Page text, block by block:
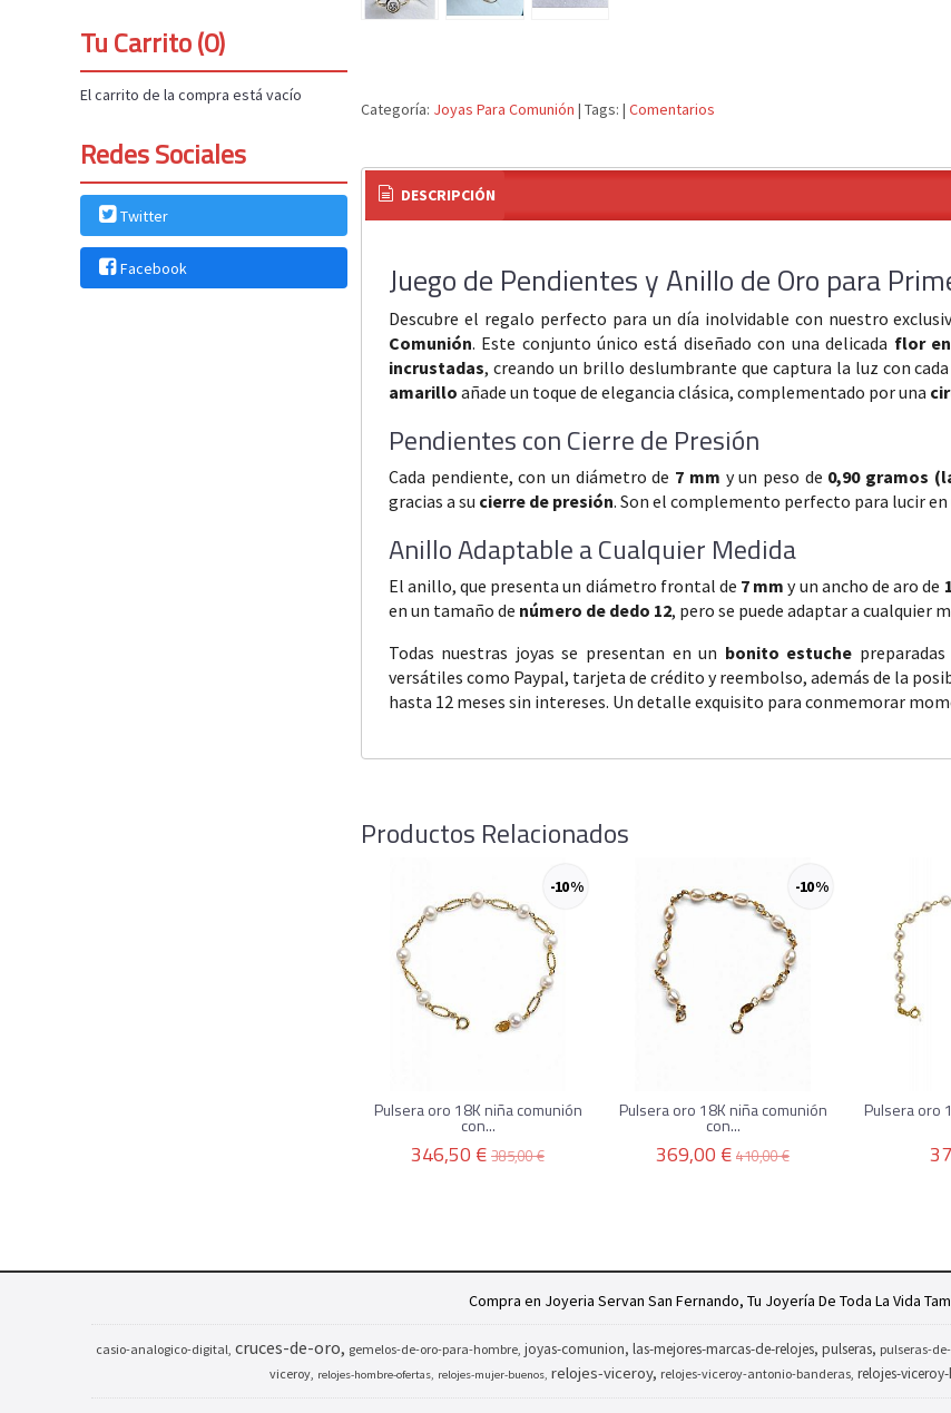
Tu Carrito (0)
El carrito de la compra está vacío
Redes Sociales
Twitter
Facebook
Categoría: Joyas Para Comunión | Tags: | Comentarios
DESCRIPCIÓN
Juego de Pendientes y Anillo de Oro para
Descubre el regalo perfecto para un día inolvidable con nuestro
Comunión. Este conjunto único está diseñado con una delicada flor
incrustadas, creando un brillo deslumbrante que captura la luz con
amarillo añade un toque de elegancia clásica, complementado por una
Pendientes con Cierre de Presión
Cada pendiente, con un diámetro de 7 mm y un peso de 0,90 gramos
gracias a su cierre de presión. Son el complemento perfecto para lucir en
Anillo Adaptable a Cualquier Medida
El anillo, que presenta un diámetro frontal de 7 mm y un ancho de aro de
en un tamaño de número de dedo 12, pero se puede adaptar a cualquier
Todas nuestras joyas se presentan en un bonito estuche
versátiles como Paypal, tarjeta de crédito y reembolso, además de la
hasta 12 meses sin intereses. Un detalle exquisito para conmemorar
Productos Relacionados
-10 %
Pulsera oro 18K niña comunión
con...
346,50 € 385,00 €
-10 %
Pulsera oro 18K niña comunión
con...
369,00 € 410,00 €
Pulsera oro
Compra en Joyeria Servan San Fernando, Tu Joyería De Toda La Vida
casio-analogico-digital cruces-de-oro gemelos-de-oro-para-hombre joyas-comunion las-mejores-marcas-de-relojes pulseras pulseras-
viceroy relojes-hombre-ofertas relojes-mujer-buenos relojes-viceroy relojes-viceroy-antonio-banderas relojes-